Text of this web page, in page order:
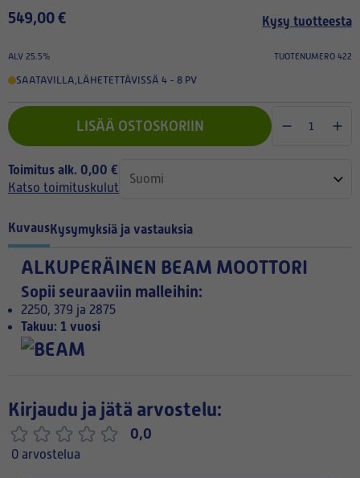
549,00 € Kysy tuotteesta
ALV 25.5% TUOTENUMERO 422
SAATAVILLA,LÄHETETTÄVISSÄ 4 - 8 PV
LISÄÄ OSTOSKORIIN
Toimitus alk. 0,00 €
Katso toimituskulut
KuvausKysymyksiä ja vastauksia
ALKUPERÄINEN BEAM MOOTTORI
Sopii seuraaviin malleihin:
2250, 379 ja 2875
Takuu: 1 vuosi
Kirjaudu ja jätä arvostelu:
0,0
0 arvostelua